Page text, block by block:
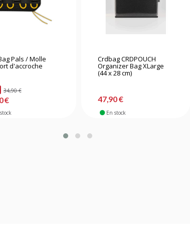
Pals / Molle
d'accroche
34,90 €
€
Crdbag CRDPOUCH
Organizer Bag XLarge
(44 x 28 cm)
47,90 €
En stock